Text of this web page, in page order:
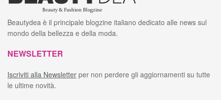
Beautydea è il principale blogzine italiano dedicato alle news sul
mondo della bellezza e della moda.
NEWSLETTER
Iscriviti alla Newsletter per non perdere gli aggiornamenti su tutte
le ultime novità.